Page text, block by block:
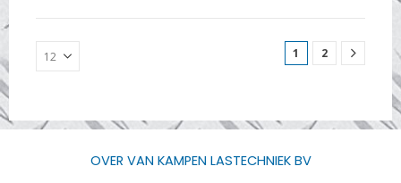
1 2
OVER VAN KAMPEN LASTECHNIEK BV